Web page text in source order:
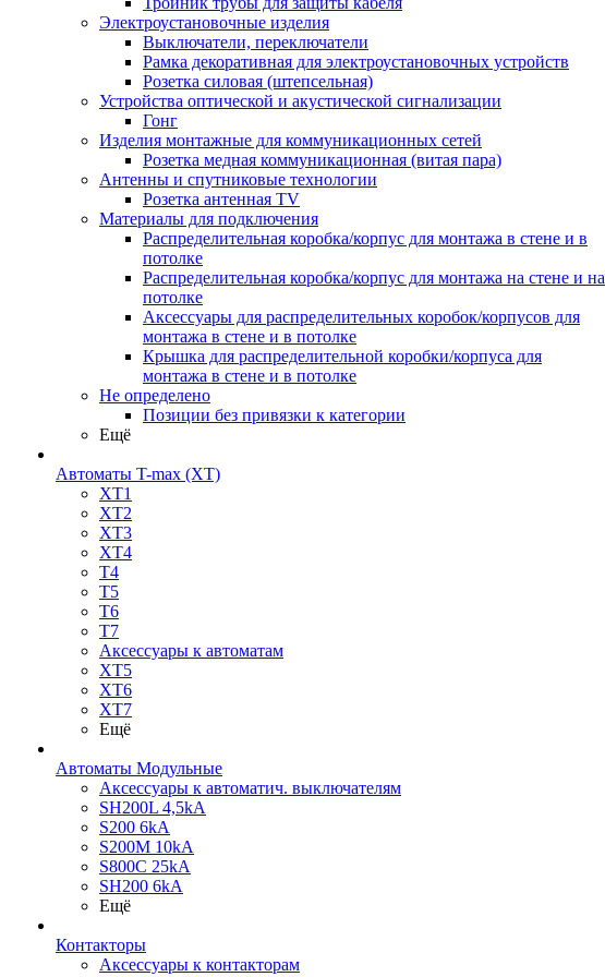
Электроустановочные изделия
Выключатели, переключатели
Рамка декоративная для электроустановочных устройств
Розетка силовая (штепсельная)
Устройства оптической и акустической сигнализации
Гонг
Изделия монтажные для коммуникационных сетей
Розетка медная коммуникационная (витая пара)
Антенны и спутниковые технологии
Розетка антенная TV
Материалы для подключения
Распределительная коробка/корпус для монтажа в стене и в
потолке
Распределительная коробка/корпус для монтажа на стене и на
потолке
Аксессуары для распределительных коробок/корпусов для
монтажа в стене и в потолке
Крышка для распределительной коробки/корпуса для
монтажа в стене и в потолке
Не определено
Позиции без привязки к категории
Ещё
Автоматы T-max (XT)
XT1
XT2
XT3
XT4
T4
T5
T6
T7
Аксессуары к автоматам
XT5
XT6
XT7
Ещё
Автоматы Модульные
Аксессуары к автоматич. выключателям
SH200L 4,5kA
S200 6kA
S200M 10kA
S800C 25kA
SH200 6kA
Ещё
Контакторы
Аксессуары к контакторам